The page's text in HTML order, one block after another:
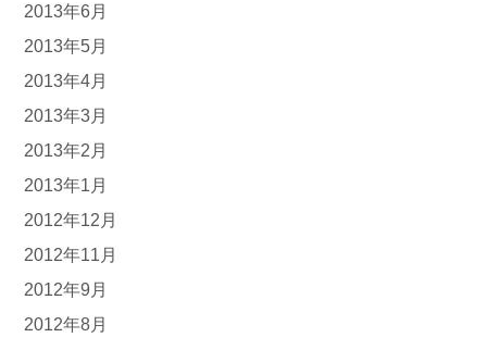
2013年6月
2013年5月
2013年4月
2013年3月
2013年2月
2013年1月
2012年12月
2012年11月
2012年9月
2012年8月